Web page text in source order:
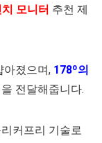
모니터 추천 제
아졌으며, 178º의
전달해줍니다.
커프리 기술로